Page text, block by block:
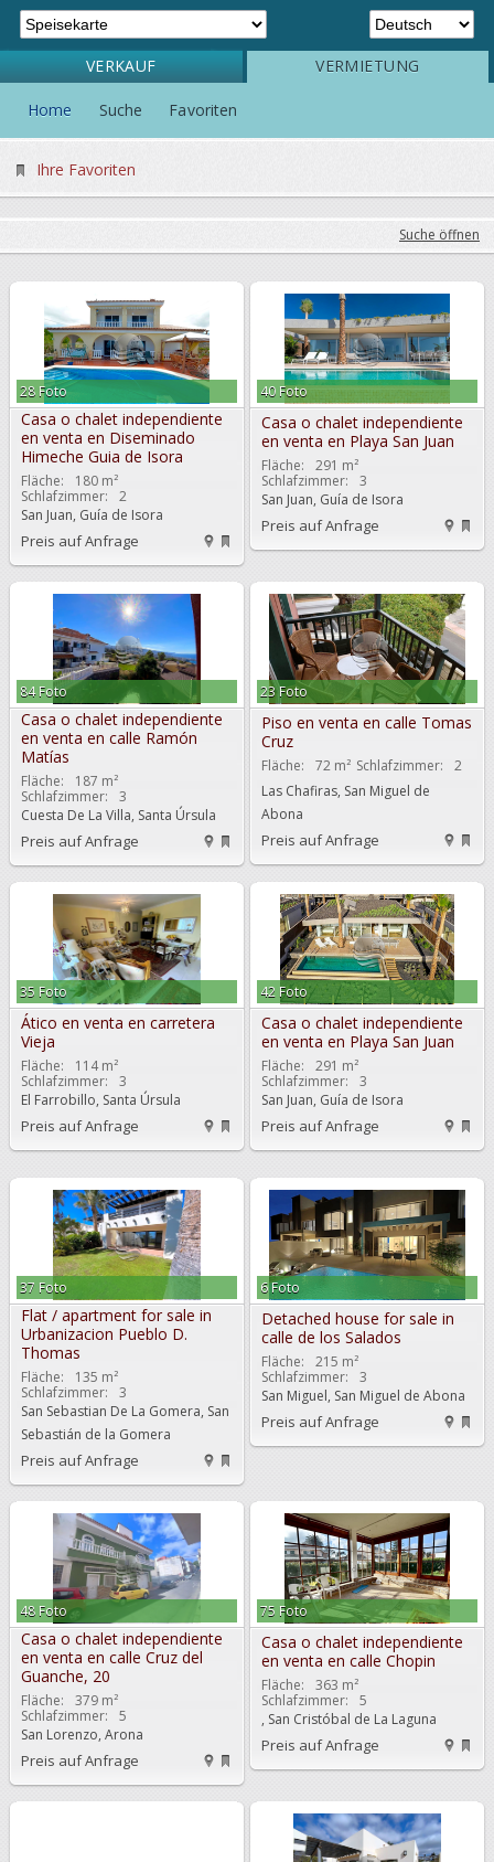
VERKAUF VERMIETUNG
Home Suche Favoriten
Ihre Favoriten
Suche öffnen
28 Foto
Casa o chalet independiente
en venta en Diseminado
Himeche Guia de Isora
Fläche:
180 m²
Schlafzimmer:
2
San Juan, Guía de Isora
Preis auf Anfrage
40 Foto
Casa o chalet independiente
en venta en Playa San Juan
Fläche:
291 m²
Schlafzimmer:
3
San Juan, Guía de Isora
Preis auf Anfrage
84 Foto
Casa o chalet independiente
en venta en calle Ramón
Matías
Fläche:
187 m²
Schlafzimmer:
3
Cuesta De La Villa, Santa Úrsula
Preis auf Anfrage
23 Foto
Piso en venta en calle Tomas
Cruz
Fläche: 72 m² Schlafzimmer:
2
Las Chafiras, San Miguel de
Abona
Preis auf Anfrage
35 Foto
Ático en venta en carretera
Vieja
Fläche:
114 m²
Schlafzimmer:
3
El Farrobillo, Santa Úrsula
Preis auf Anfrage
42 Foto
Casa o chalet independiente
en venta en Playa San Juan
Fläche:
291 m²
Schlafzimmer:
3
San Juan, Guía de Isora
Preis auf Anfrage
37 Foto
Flat / apartment for sale in
Urbanizacion Pueblo D.
Thomas
Fläche:
135 m²
Schlafzimmer:
3
San Sebastian De La Gomera, San
Sebastián de la Gomera
Preis auf Anfrage
6 Foto
Detached house for sale in
calle de los Salados
Fläche:
215 m²
Schlafzimmer:
3
San Miguel, San Miguel de Abona
Preis auf Anfrage
48 Foto
Casa o chalet independiente
en venta en calle Cruz del
Guanche, 20
Fläche:
379 m²
Schlafzimmer:
5
San Lorenzo, Arona
Preis auf Anfrage
75 Foto
Casa o chalet independiente
en venta en calle Chopin
Fläche:
363 m²
Schlafzimmer:
5
, San Cristóbal de La Laguna
Preis auf Anfrage